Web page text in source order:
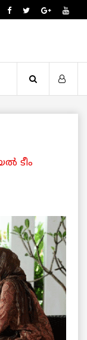
ടീം